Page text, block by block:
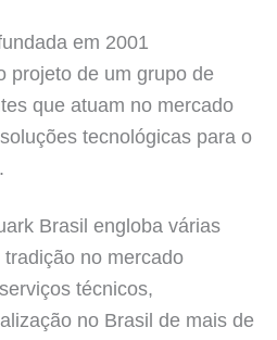
em 2001
projeto de um grupo de
que atuam no mercado
tecnológicas para o
Brasil engloba várias
no mercado
técnicos,
no Brasil de mais de